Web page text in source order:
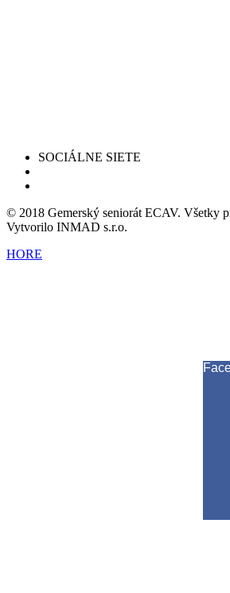
SOCIÁLNE SIETE
© 2018 Gemerský seniorát ECAV. Všetky
Vytvorilo INMAD s.r.o.
HORE